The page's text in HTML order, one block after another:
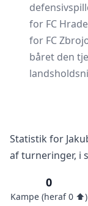
for FC
for FC
båret den
Statistik for
af turneringer, i
0
Kampe (heraf 0 ⬆️)